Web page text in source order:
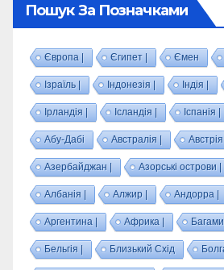
Пошук За Позначками
Європа | Єгипет | Ємен
Ізраїль | Індонезія | Індія |
Ірландія | Ісландія | Іспанія |
Абу-Дабі Австралія | Австрія |
Азербайджан | Азорські острови |
Албанія | Алжир | Андорра |
Аргентина | Африка | Багами |
Бельгія | Близький Схід